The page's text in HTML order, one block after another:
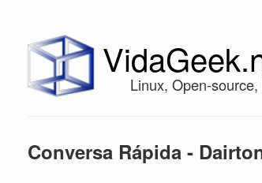
Linux, Open-
Conversa Rápida -